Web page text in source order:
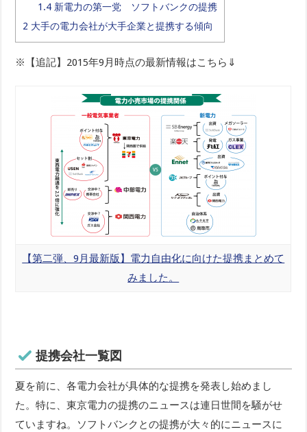
1.4新電力の第一党 ソフトバンクの提携
2 大手の電力会社が大手企業と提携する傾向
※【追記】2015年9月時点の最新情報はこちら⇓
【第二弾、9月最新版】電力自由化に向けた提携まとめて
みました。
提携会社一覧図
夏を前に、各電力会社が具体的な提携を発表し始めまし
た。特に、東京電力の提携のニュースは連日世間を騒がせ
ていますね。ソフトバンクとの提携が大々的にニュースに